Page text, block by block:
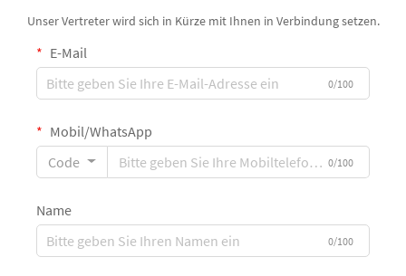
Unser Vertreter wird sich in Kürze mit Ihnen in Verbindung setzen.
E-Mail
0/100
Mobil/WhatsApp
Code
0/100
Name
0/100